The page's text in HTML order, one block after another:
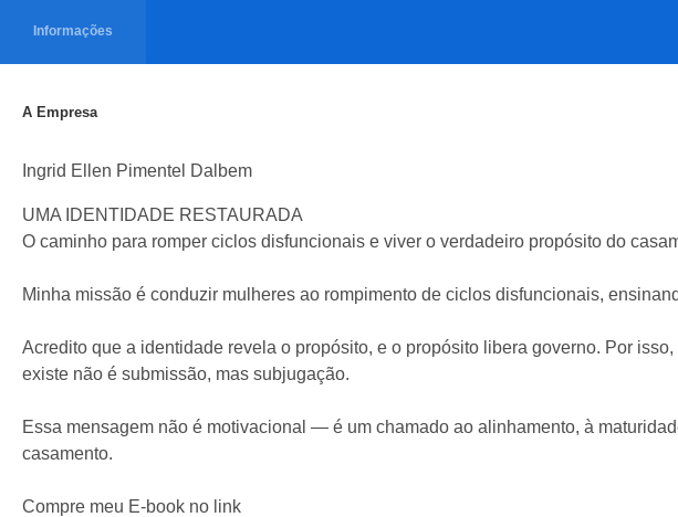
Informações
A Empresa
Ingrid Ellen Pimentel Dalbem
UMA IDENTIDADE RESTAURADA
O caminho para romper ciclos disfuncionais e viver o verdadeiro propósito do
Minha missão é conduzir mulheres ao rompimento de ciclos disfuncionais,
Acredito que a identidade revela o propósito, e o propósito libera governo. Por
existe não é submissão, mas subjugação.
Essa mensagem não é motivacional — é um chamado ao alinhamento, à
casamento.
Compre meu E-book no link